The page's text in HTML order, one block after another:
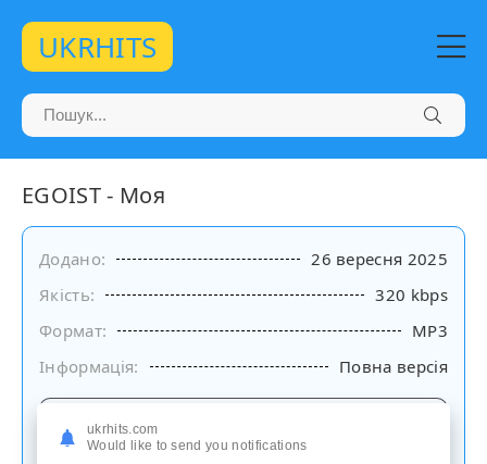
UKRHITS
EGOIST - Моя
Додано:
26 вересня 2025
Якість:
320 kbps
Формат:
MP3
Інформація:
Повна версія
Слухати
на сайті
ukrhits.com
Would like to send you notifications